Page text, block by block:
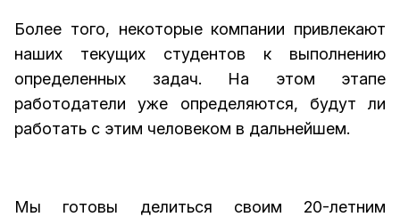
Более того, некоторые компании привлекают
наших текущих студентов к выполнению
определенных задач. На этом этапе
работодатели уже определяются, будут ли
работать с этим человеком в дальнейшем.
Мы готовы делиться своим 20-летним